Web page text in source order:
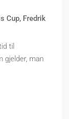
Cup, Fredrik
til
gjelder, man